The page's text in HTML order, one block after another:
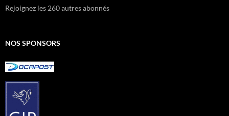
Rejoignez les 260 autres abonnés
NOS SPONSORS